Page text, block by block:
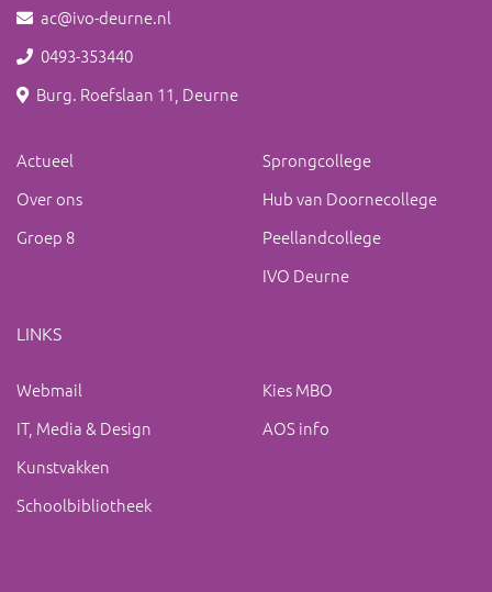
ac@ivo-deurne.nl
0493-353440
Burg. Roefslaan 11, Deurne
Actueel
Over ons
Groep 8
Sprongcollege
Hub van Doornecollege
Peellandcollege
IVO Deurne
LINKS
Webmail
IT, Media & Design
Kunstvakken
Schoolbibliotheek
Kies MBO
AOS info